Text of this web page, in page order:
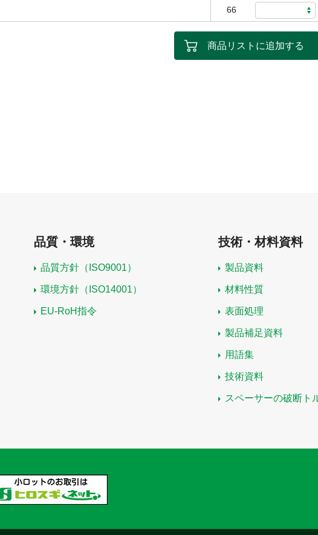
66
商品リストに追加する
品質・環境
品質方針（ISO9001）
環境方針（ISO14001）
EU-RoH指令
技術・材料資料
製品資料
材料性質
表面処理
製品補足資料
用語集
技術資料
スペーサーの破断ト